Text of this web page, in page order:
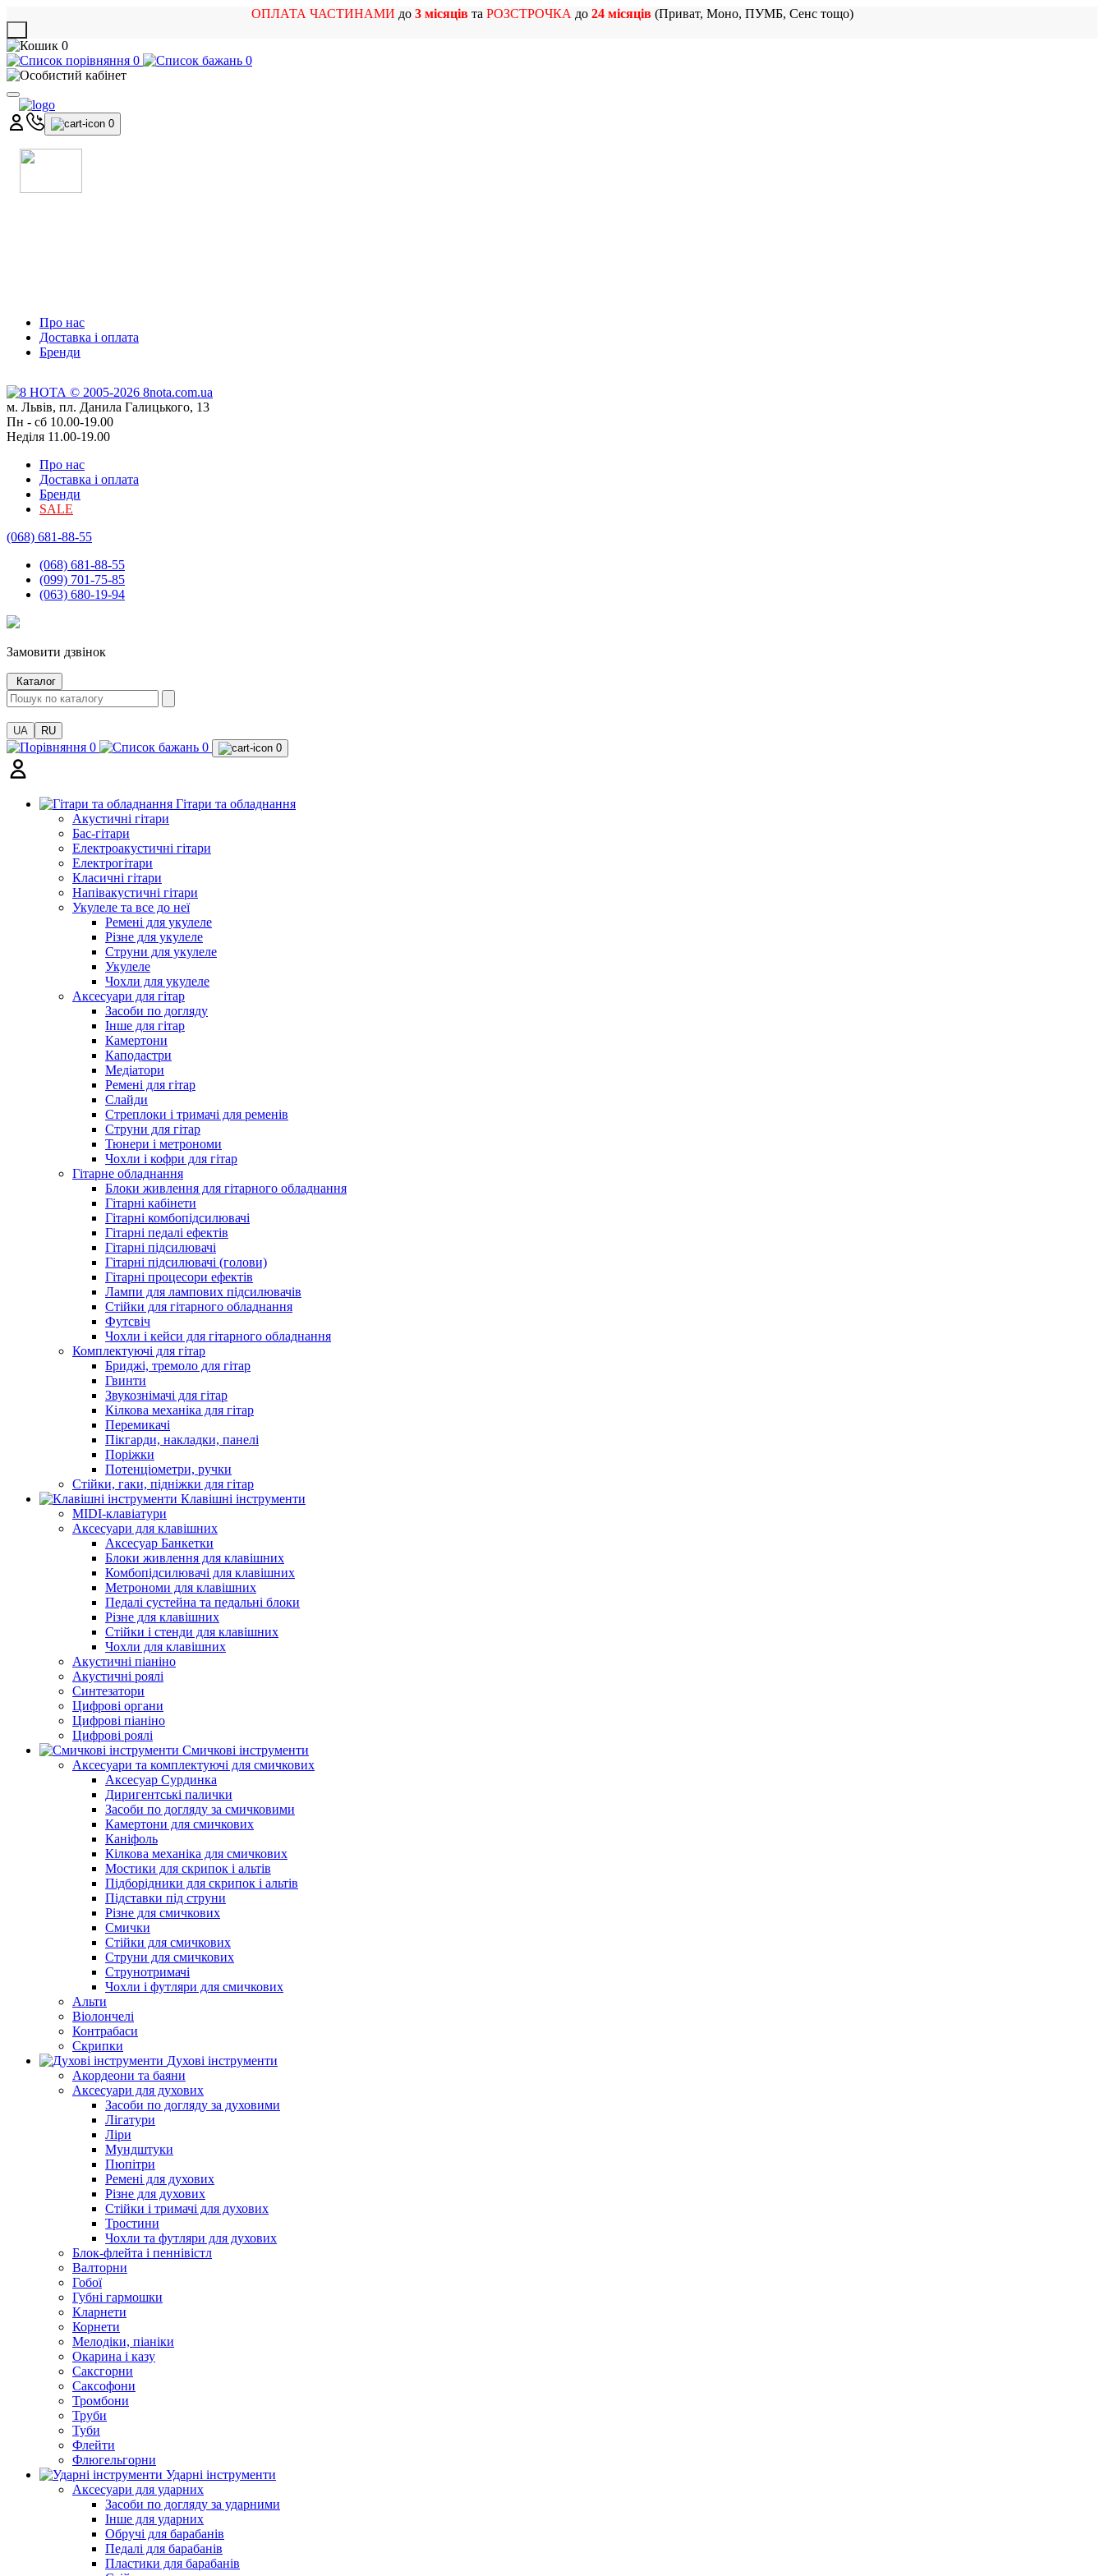
ОПЛАТА ЧАСТИНАМИ до 3 місяцівта РОЗСТРОЧКА до 24 місяців(Приват, Моно, ПУМБ, Сенс тощо)
0
0
0
0
Про нас
Доставка і оплата
Бренди
м. Львів, пл. Данила Галицького, 13
Пн - сб 10.00-19.00
Неділя 11.00-19.00
Про нас
Доставка і оплата
Бренди
SALE
(068) 681-88-55
(068) 681-88-55
(099) 701-75-85
(063) 680-19-94
Замовити дзвінок
Каталог
UA RU
0 0 0
Гітари та обладнання
Акустичні гітари
Бас-гітари
Електроакустичні гітари
Електрогітари
Класичні гітари
Напівакустичні гітари
Укулеле та все до неї
Ремені для укулеле
Різне для укулеле
Струни для укулеле
Укулеле
Чохли для укулеле
Аксесуари для гітар
Засоби по догляду
Інше для гітар
Камертони
Каподастри
Медіатори
Ремені для гітар
Слайди
Стреплоки і тримачі для ременів
Струни для гітар
Тюнери і метрономи
Чохли і кофри для гітар
Гітарне обладнання
Блоки живлення для гітарного обладнання
Гітарні кабінети
Гітарні комбопідсилювачі
Гітарні педалі ефектів
Гітарні підсилювачі
Гітарні підсилювачі (голови)
Гітарні процесори ефектів
Лампи для лампових підсилювачів
Стійки для гітарного обладнання
Футсвіч
Чохли і кейси для гітарного обладнання
Комплектуючі для гітар
Бриджі, тремоло для гітар
Гвинти
Звукознімачі для гітар
Кілкова механіка для гітар
Перемикачі
Пікгарди, накладки, панелі
Поріжки
Потенціометри, ручки
Стійки, гаки, підніжки для гітар
Клавішні інструменти
MIDI-клавіатури
Аксесуари для клавішних
Аксесуар Банкетки
Блоки живлення для клавішних
Комбопідсилювачі для клавішних
Метрономи для клавішних
Педалі сустейна та педальні блоки
Різне для клавішних
Стійки і стенди для клавішних
Чохли для клавішних
Акустичні піаніно
Акустичні роялі
Синтезатори
Цифрові органи
Цифрові піаніно
Цифрові роялі
Смичкові інструменти
Аксесуари та комплектуючі для смичкових
Аксесуар Сурдинка
Диригентські палички
Засоби по догляду за смичковими
Камертони для смичкових
Каніфоль
Кілкова механіка для смичкових
Мостики для скрипок і альтів
Підборiдники для скрипок і альтів
Підставки під струни
Різне для смичкових
Смички
Стійки для смичкових
Струни для смичкових
Струнотримачі
Чохли і футляри для смичкових
Альти
Віолончелі
Контрабаси
Скрипки
Духові інструменти
Акордеони та баяни
Аксесуари для духових
Засоби по догляду за духовими
Лігатури
Ліри
Мундштуки
Пюпітри
Ремені для духових
Різне для духових
Стійки і тримачі для духових
Тростини
Чохли та футляри для духових
Блок-флейта і пеннівістл
Валторни
Гобої
Губні гармошки
Кларнети
Корнети
Мелодіки, піаніки
Окарина і казу
Саксгорни
Саксофони
Тромбони
Труби
Туби
Флейти
Флюгельгорни
Ударні інструменти
Аксесуари для ударних
Засоби по догляду за ударними
Інше для ударних
Обручі для барабанів
Педалі для барабанів
Пластики для барабанів